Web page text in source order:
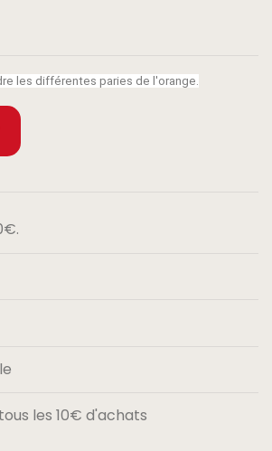
les différentes paries de l'orange.
les 10€ d'achats